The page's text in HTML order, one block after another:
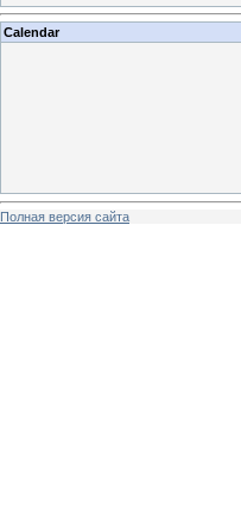
Calendar
Полная версия сайта